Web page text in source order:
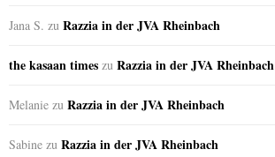
Jana S. zu Razzia in der JVA Rheinbach
the kasaan times zu Razzia in der JVA Rheinbach
Melanie zu Razzia in der JVA Rheinbach
Sabine zu Razzia in der JVA Rheinbach